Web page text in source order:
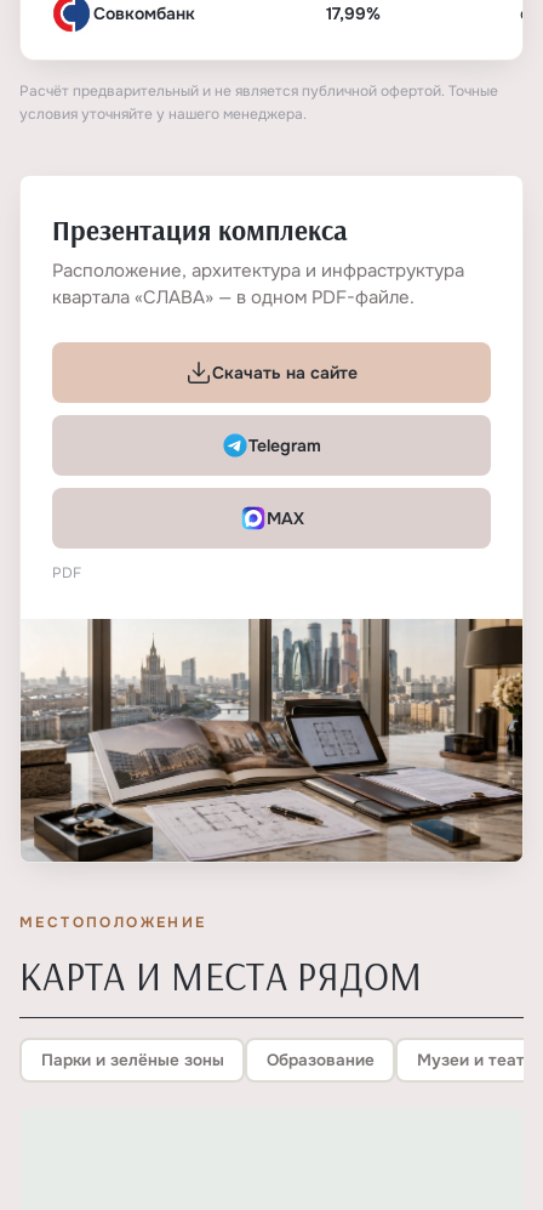
Совкомбанк 17,99%
Расчёт предварительный и не является публичной офертой. Точные
условия уточняйте у нашего менеджера.
Презентация комплекса
Расположение, архитектура и инфраструктура
квартала «СЛАВА» — в одном PDF-файле.
Скачать на сайте
Telegram
MAX
PDF
МЕСТОПОЛОЖЕНИЕ
КАРТА И МЕСТА РЯДОМ
Парки и зелёные зоны Образование Музеи и